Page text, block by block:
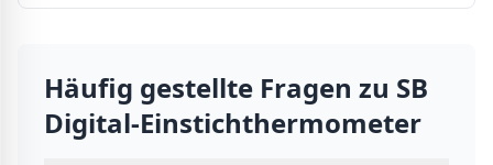
Häufig gestellte Fragen zu SB
Digital-Einstichthermometer